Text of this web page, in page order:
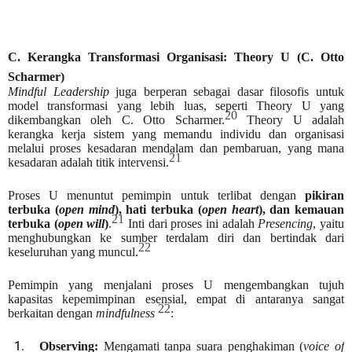
C. Kerangka Transformasi Organisasi: Theory U (C. Otto
Scharmer)
Mindful Leadershipjuga berperan sebagai dasar filosofis untuk
model transformasi yang lebih luas, seperti Theory U yang
dikembangkan oleh C. Otto Scharmer.20Theory U adalah
kerangka kerja sistem yang memandu individu dan organisasi
melalui proses kesadaran mendalam dan pembaruan, yang mana
kesadaran adalah titik intervensi.21
Proses U menuntut pemimpin untuk terlibat dengan pikiran
terbuka (open mind), hati terbuka (open heart), dan kemauan
terbuka (open will).21 Inti dari proses ini adalah Presencing, yaitu
menghubungkan ke sumber terdalam diri dan bertindak dari
keseluruhan yang muncul.22
Pemimpin yang menjalani proses U mengembangkan tujuh
kapasitas kepemimpinan esensial, empat di antaranya sangat
berkaitan dengan mindfulness 22:
1. Observing: Mengamati tanpa suara penghakiman (voice of